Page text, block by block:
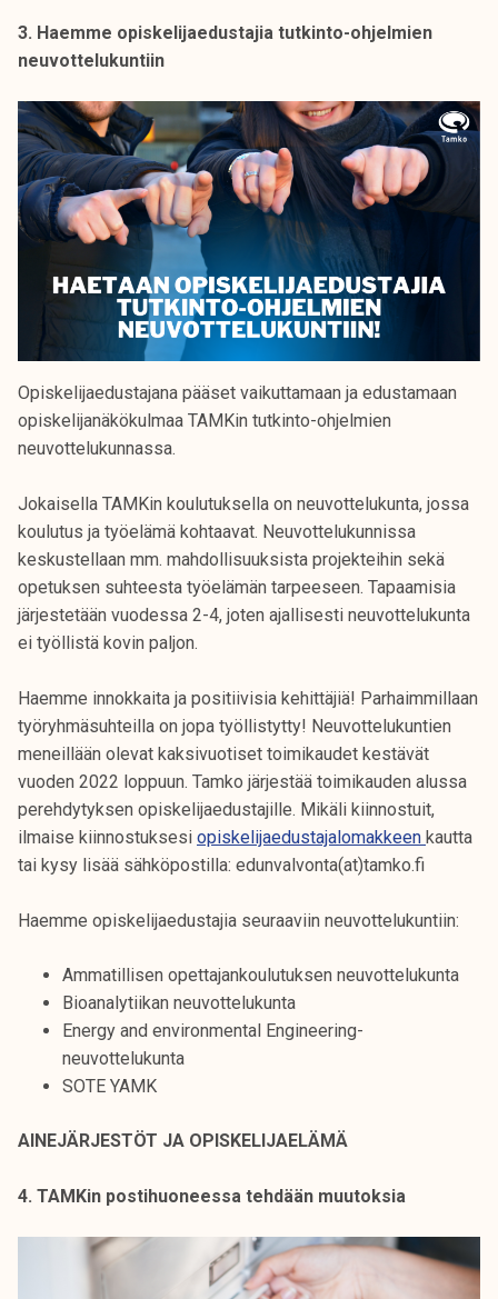
3. Haemme opiskelijaedustajia tutkinto-ohjelmien
neuvottelukuntiin
Opiskelijaedustajana pääset vaikuttamaan ja edustamaan
opiskelijanäkökulmaa TAMKin tutkinto-ohjelmien
neuvottelukunnassa.
Jokaisella TAMKin koulutuksella on neuvottelukunta, jossa
koulutus ja työelämä kohtaavat. Neuvottelukunnissa
keskustellaan mm. mahdollisuuksista projekteihin sekä
opetuksen suhteesta työelämän tarpeeseen. Tapaamisia
järjestetään vuodessa 2-4, joten ajallisesti neuvottelukunta
ei työllistä kovin paljon.
Haemme innokkaita ja positiivisia kehittäjiä! Parhaimmillaan
työryhmäsuhteilla on jopa työllistytty! Neuvottelukuntien
meneillään olevat kaksivuotiset toimikaudet kestävät
vuoden 2022 loppuun. Tamko järjestää toimikauden alussa
perehdytyksen opiskelijaedustajille. Mikäli kiinnostuit,
ilmaise kiinnostuksesi opiskelijaedustajalomakkeen kautta
tai kysy lisää sähköpostilla: edunvalvonta(at)tamko.fi
Haemme opiskelijaedustajia seuraaviin neuvottelukuntiin:
Ammatillisen opettajankoulutuksen neuvottelukunta
Bioanalytiikan neuvottelukunta
Energy and environmental Engineering-
neuvottelukunta
SOTE YAMK
AINEJÄRJESTÖT JA OPISKELIJAELÄMÄ
4. TAMKin postihuoneessa tehdään muutoksia